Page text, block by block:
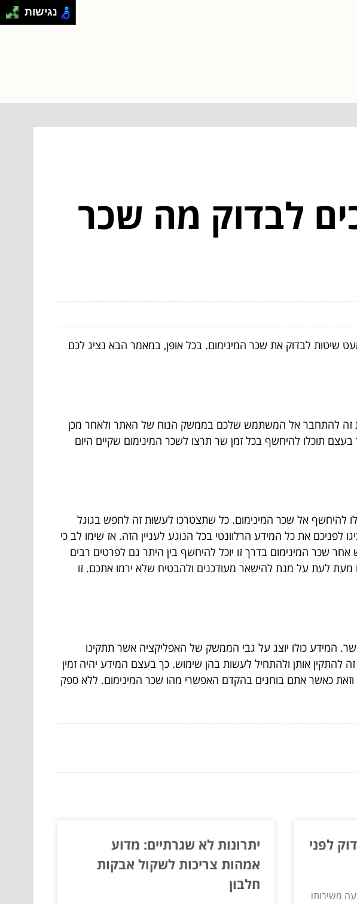
מעודכנים – 3 דרכים לבדוק מה שכר
שיטות לבדוק את שכר המינימום. בכל אופן, במאמר הבא נציג לכם
זה להתחבר אל המשתמש שלכם בממשק הנוח של האתר ולאחר מכן
תוכלו להיחשף בכל זמן שר תרצו לשכר המינימום שקיים היום
להיחשף אל שכר המינימום. כל שתצטרכו לעשות זה לחפש בגוגל
את כל המידע הרלוונטי בכל הנוגע לעניין הזה. אז שימו לב כי
שכר המינימום בדרך זו יוכל להיחשף בין היתר גם לפרטים רבים
מעת לעת על מנת להישאר מעודכנים ולהבטיח שלא ירמו אתכם. זו
המידע כולו יוצג על גבי הממשק של האפליקציה אשר תתקינו
להתקין אותן ולהתחיל לעשות בהן שימוש. כך בעצם המידע יהיה זמין
וזאת כאשר אתם בוחנים בהקדם האפשרי מהו שכר המינימום. ללא ספק
לפני
משירותו
יתרונות לא שגרתיים: מדוע
אמהות צריכות לשקול אבקות
חלבון
נגישות